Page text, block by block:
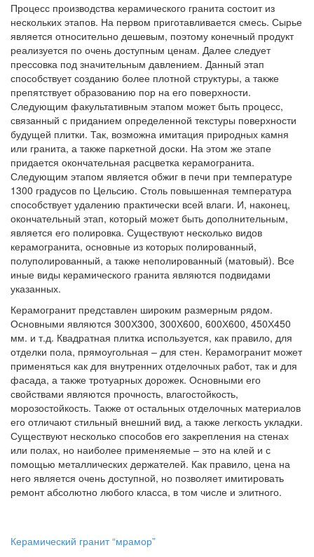
Процесс производства керамического гранита состоит из
нескольких этапов. На первом приготавливается смесь. Сырье
является относительно дешевым, поэтому конечный продукт
реализуется по очень доступным ценам. Далее следует
прессовка под значительным давлением. Данный этап
способствует созданию более плотной структуры, а также
препятствует образованию пор на его поверхности.
Следующим факультативным этапом может быть процесс,
связанный с приданием определенной текстуры поверхности
будущей плитки. Так, возможна имитация природных камня
или гранита, а также паркетной доски. На этом же этапе
придается окончательная расцветка керамогранита.
Следующим этапом является обжиг в печи при температуре
1300 градусов по Цельсию. Столь повышенная температура
способствует удалению практически всей влаги. И, наконец,
окончательный этап, который может быть дополнительным,
является его полировка. Существуют несколько видов
керамогранита, основные из которых полированный,
полуполированный, а также неполированный (матовый). Все
иные виды керамического гранита являются подвидами
указанных.
Керамогранит представлен широким размерным рядом.
Основными являются 300Х300, 300Х600, 600Х600, 450Х450
мм. и т.д. Квадратная плитка используется, как правило, для
отделки пола, прямоугольная – для стен. Керамогранит может
применяться как для внутренних отделочных работ, так и для
фасада, а также тротуарных дорожек. Основными его
свойствами являются прочность, влагостойкость,
морозостойкость. Также от остальных отделочных материалов
его отличают стильный внешний вид, а также легкость укладки.
Существуют несколько способов его закрепления на стенах
или полах, но наиболее применяемые – это на клей и с
помощью металлических держателей. Как правило, цена на
него является очень доступной, но позволяет имитировать
ремонт абсолютно любого класса, в том числе и элитного.
Керамический гранит “мрамор”